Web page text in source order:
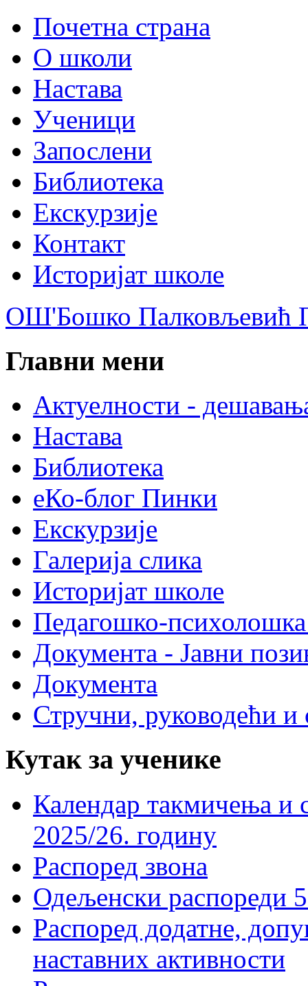
Почетна страна
О школи
Настава
Ученици
Запослени
Библиотека
Екскурзије
Контакт
Историјат школе
ОШ'Бошко Палковљевић
Главни мени
Актуелности -
Настава
Библиотека
еКо-блог Пинки
Екскурзије
Галерија слика
Историјат школе
Педагошко-психолошка
Документа - Јавни
Документа
Стручни, руководећи и
Кутак за ученике
Календар такмичења
2025/26. годину
Распоред звона
Одељенски распореди
Распоред додатне,
наставних активности